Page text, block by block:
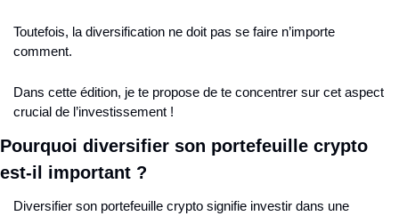
Toutefois, la diversification ne doit pas se faire n’importe
comment.
Dans cette édition, je te propose de te concentrer sur cet aspect
crucial de l’investissement !
Pourquoi diversifier son portefeuille crypto
est-il important ?
Diversifier son portefeuille crypto signifie investir dans une